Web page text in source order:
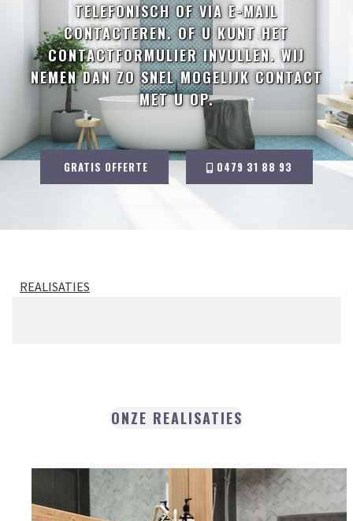
TELEFONISCH OF VIA E-MAIL
CONTACTEREN. OF U KUNT HET
CONTACTFORMULIER INVULLEN. WIJ
NEMEN DAN ZO SNEL MOGELIJK CONTACT
MET U OP.
GRATIS OFFERTE 0479 31 88 93
REALISATIES
ONZE REALISATIES